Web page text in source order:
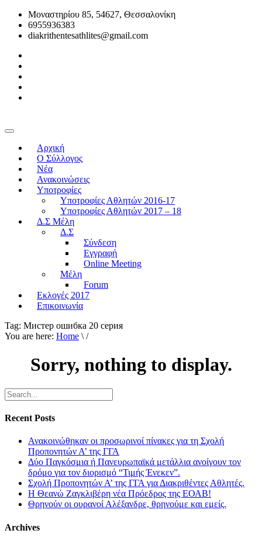
Μοναστηρίου 85, 54627, Θεσσαλονίκη
6955936383
diakrithentesathlites@gmail.com
Αρχική
O Σύλλογος
Νέα
Ανακοινώσεις
Υποτροφίες
Υποτροφίες Αθλητών 2016-17
Υποτροφίες Αθλητών 2017 – 18
Δ.Σ Μέλη
Δ.Σ
Σύνδεση
Εγγραφή
Online Meeting
Μέλη
Forum
Εκλογές 2017
Επικοινωνία
Tag: Мистер ошибка 20 серия
You are here: Home \ /
Sorry, nothing to display.
Recent Posts
Ανακοινώθηκαν οι προσωρινοί πίνακες για τη Σχολή
Προπονητών Α’ της ΓΓΑ
Δύο Παγκόσμια ή Πανευρωπαϊκά μετάλλια ανοίγουν τον
δρόμο για τον διορισμό “Τιμής Ένεκεν”.
Σχολή Προπονητών Α’ της ΓΓΑ για Διακριθέντες Αθλητές.
Η Θεανώ Ζαγκλιβέρη νέα Πρόεδρος της ΕΟΑΒ!
Θρηνούν οι ουρανοί Αλέξανδρε, θρηνούμε και εμείς.
Archives